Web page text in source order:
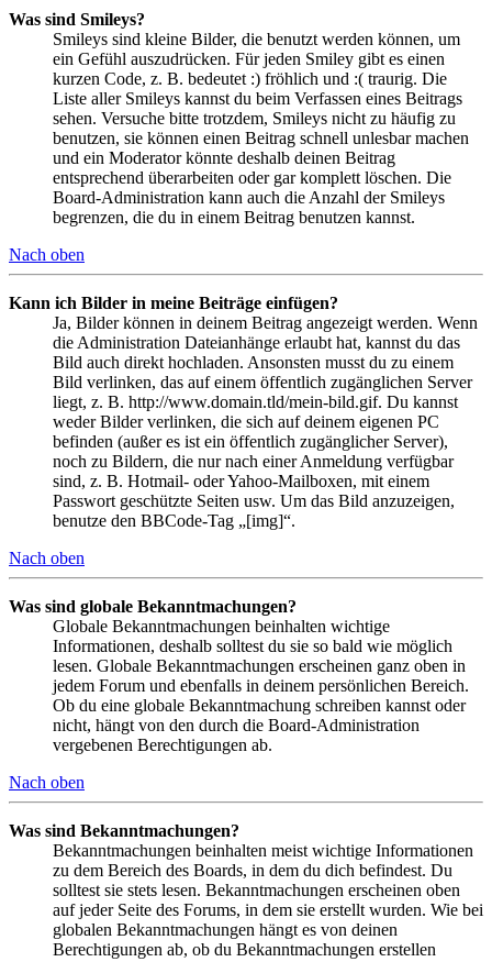
Was sind Smileys?
Smileys sind kleine Bilder, die benutzt werden können, um
ein Gefühl auszudrücken. Für jeden Smiley gibt es einen
kurzen Code, z. B. bedeutet :) fröhlich und :( traurig. Die
Liste aller Smileys kannst du beim Verfassen eines Beitrags
sehen. Versuche bitte trotzdem, Smileys nicht zu häufig zu
benutzen, sie können einen Beitrag schnell unlesbar machen
und ein Moderator könnte deshalb deinen Beitrag
entsprechend überarbeiten oder gar komplett löschen. Die
Board-Administration kann auch die Anzahl der Smileys
begrenzen, die du in einem Beitrag benutzen kannst.
Nach oben
Kann ich Bilder in meine Beiträge einfügen?
Ja, Bilder können in deinem Beitrag angezeigt werden. Wenn
die Administration Dateianhänge erlaubt hat, kannst du das
Bild auch direkt hochladen. Ansonsten musst du zu einem
Bild verlinken, das auf einem öffentlich zugänglichen Server
liegt, z. B. http://www.domain.tld/mein-bild.gif. Du kannst
weder Bilder verlinken, die sich auf deinem eigenen PC
befinden (außer es ist ein öffentlich zugänglicher Server),
noch zu Bildern, die nur nach einer Anmeldung verfügbar
sind, z. B. Hotmail- oder Yahoo-Mailboxen, mit einem
Passwort geschützte Seiten usw. Um das Bild anzuzeigen,
benutze den BBCode-Tag „[img]“.
Nach oben
Was sind globale Bekanntmachungen?
Globale Bekanntmachungen beinhalten wichtige
Informationen, deshalb solltest du sie so bald wie möglich
lesen. Globale Bekanntmachungen erscheinen ganz oben in
jedem Forum und ebenfalls in deinem persönlichen Bereich.
Ob du eine globale Bekanntmachung schreiben kannst oder
nicht, hängt von den durch die Board-Administration
vergebenen Berechtigungen ab.
Nach oben
Was sind Bekanntmachungen?
Bekanntmachungen beinhalten meist wichtige Informationen
zu dem Bereich des Boards, in dem du dich befindest. Du
solltest sie stets lesen. Bekanntmachungen erscheinen oben
auf jeder Seite des Forums, in dem sie erstellt wurden. Wie bei
globalen Bekanntmachungen hängt es von deinen
Berechtigungen ab, ob du Bekanntmachungen erstellen